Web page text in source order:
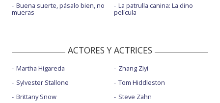
Buena suerte, pásalo bien, no
mueras
La patrulla canina: La dino
película
ACTORES Y ACTRICES
Martha Higareda
Sylvester Stallone
Brittany Snow
Zhang Ziyi
Tom Hiddleston
Steve Zahn